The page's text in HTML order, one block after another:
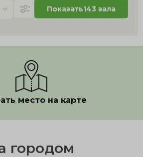
Показать143 зала
место на карте
городом